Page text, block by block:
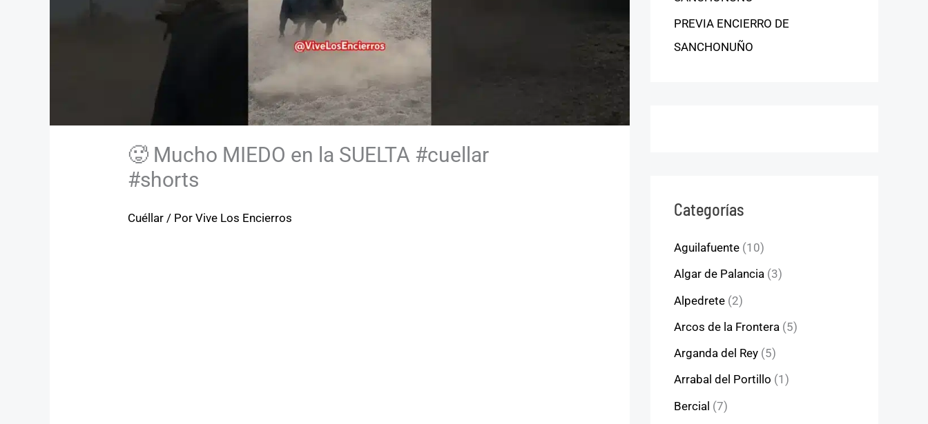
🥵 Mucho MIEDO en la SUELTA #cuellar
#shorts
Cuéllar / PorVive Los Encierros
PREVIA ENCIERRO DE
SANCHONUÑO
Categorías
Aguilafuente (10)
Algar de Palancia (3)
Alpedrete (2)
Arcos de la Frontera (5)
Arganda del Rey (5)
Arrabal del Portillo (1)
Bercial (7)